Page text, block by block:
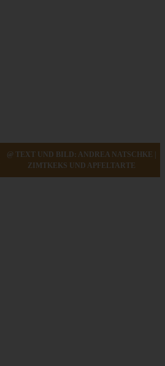
@ TEXT UND BILD: ANDREA NATSCHKE |
ZIMTKEKS UND APFELTARTE